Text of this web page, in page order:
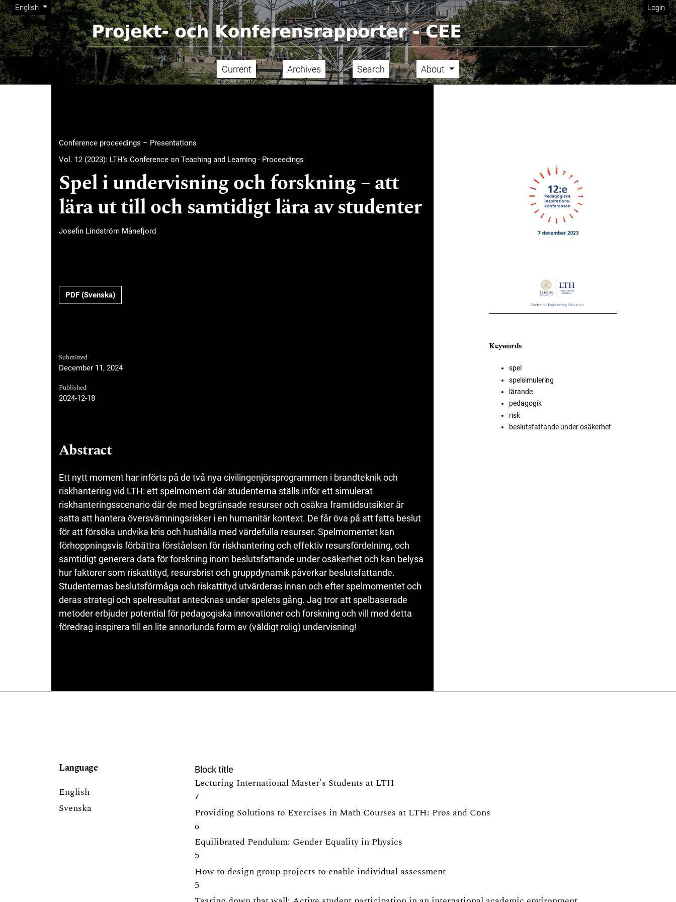
Skip to main navigation menu
Skip to main content
Skip to site footer
Change the language. The current language is:
English
Admin menu Login
Main menu Current Archives Search About
Conference proceedings – Presentations
Vol. 12 (2023): LTH's Conference on Teaching and Learning - Proceedings
Spel i undervisning och forskning – att
lära ut till och samtidigt lära av studenter
Josefin Lindström Månefjord
Requires Subscription
PDF (Svenska)
Submitted
December 11, 2024
Published
2024-12-18
Abstract
Ett nytt moment har införts på de två nya civilingenjörsprogrammen i brandteknik och
riskhantering vid LTH: ett spelmoment där studenterna ställs inför ett simulerat
riskhanteringsscenario där de med begränsade resurser och osäkra framtidsutsikter är
satta att hantera översvämningsrisker i en humanitär kontext. De får öva på att fatta beslut
för att försöka undvika kris och hushålla med värdefulla resurser. Spelmomentet kan
förhoppningsvis förbättra förståelsen för riskhantering och effektiv resursfördelning, och
samtidigt generera data för forskning inom beslutsfattande under osäkerhet och kan belysa
hur faktorer som riskattityd, resursbrist och gruppdynamik påverkar beslutsfattande.
Studenternas beslutsförmåga och riskattityd utvärderas innan och efter spelmomentet och
deras strategi och spelresultat antecknas under spelets gång. Jag tror att spelbaserade
metoder erbjuder potential för pedagogiska innovationer och forskning och vill med detta
föredrag inspirera till en lite annorlunda form av (väldigt rolig) undervisning!
Keywords
spel
spelsimulering
lärande
pedagogik
risk
beslutsfattande under osäkerhet
Language
English
Svenska
Block title
Lecturing International Master's Students at LTH
7
Providing Solutions to Exercises in Math Courses at LTH: Pros and Cons
6
Equilibrated Pendulum: Gender Equality in Physics
5
How to design group projects to enable individual assessment
5